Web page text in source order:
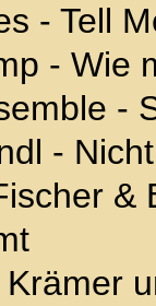
- Tell
- Wie
-
-
&